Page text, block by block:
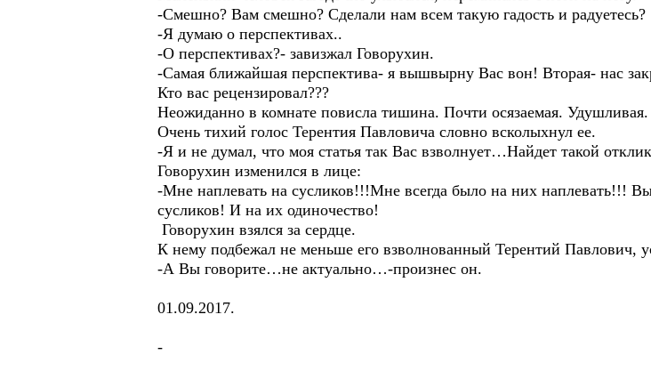
-Смешно? Вам смешно? Сделали нам всем такую гадость и радуетесь?
-Я думаю о перспективах..
-О перспективах?- завизжал Говорухин.
-Самая ближайшая перспектива- я вышвырну Вас вон! Вторая- нас
Кто вас рецензировал???
Неожиданно в комнате повисла тишина. Почти осязаемая.
Очень тихий голос Терентия Павловича словно всколыхнул ее.
-Я и не думал, что моя статья так Вас взволнует…Найдет такой
Говорухин изменился в лице:
-Мне наплевать на сусликов!!!Мне всегда было на них наплевать!!!
сусликов! И на их одиночество!
Говорухин взялся за сердце.
К нему подбежал не меньше его взволнованный Терентий Павлович,
-А Вы говорите…не актуально…-произнес он.
01.09.2017.
-